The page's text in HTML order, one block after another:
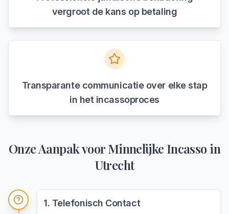
vergroot de kans op betaling
Transparante communicatie over elke stap
in het incassoproces
Onze Aanpak voorMinnelijke Incassoin
Utrecht
1. Telefonisch Contact